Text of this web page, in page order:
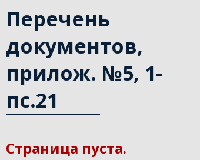
Перечень
документов,
прилож. №5, 1-
пс.21
Страница пуста.